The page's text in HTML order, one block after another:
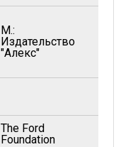
М.:
Издательство
"Алекс"
The Ford
Foundation